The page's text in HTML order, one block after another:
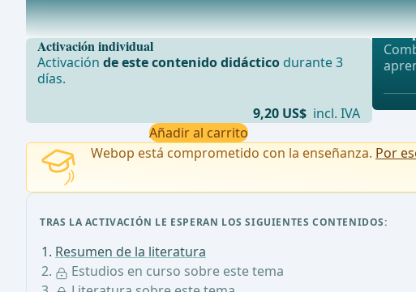
... - Operaciones de cirugía general, visceral y de trasplantes,
Activación individual
Activaciónde este contenido didáctico durante 3
días.
9,20 US$ incl. IVA
Añadir al carrito
Webop está comprometido con la enseñanza. Por
TRAS LA ACTIVACIÓN LE ESPERAN LOS SIGUIENTES CONTENIDOS:
Resumen de la literatura
Estudios en curso sobre este tema